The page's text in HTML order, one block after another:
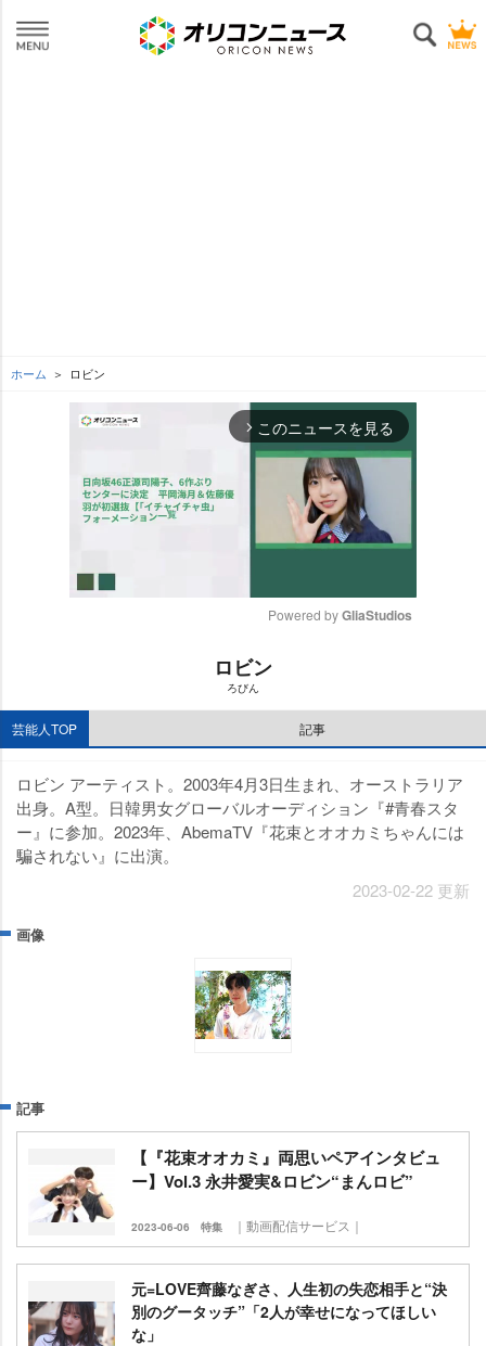
ホーム ロビン
arrow_forward_ios このニュースを見る
Powered by GliaStudios
ロビン
ろびん
芸能人TOP 記事
ロビン アーティスト。2003年4月3日生まれ、オーストラリア
出身。A型。日韓男女グローバルオーディション『#青春スタ
ー』に参加。2023年、AbemaTV『花束とオオカミちゃんには
騙されない』に出演。
2023-02-22 更新
画像
記事
【『花束オオカミ』両思いペアインタビュ
ー】Vol.3 永井愛実&ロビン“まんロビ”
2023-06-06 特集 ｜動画配信サービス｜
元=LOVE齊藤なぎさ、人生初の失恋相手と“決
別のグータッチ”「2人が幸せになってほしい
な」